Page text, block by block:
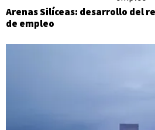
Arenas Silíceas: desarrollo del
de empleo